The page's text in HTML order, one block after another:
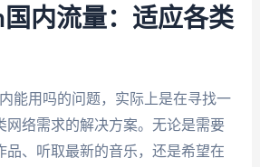
内流量：适应各类
能用吗的问题，实际上是在寻找一
网络需求的解决方案。无论是需要
品、听取最新的音乐，还是希望在